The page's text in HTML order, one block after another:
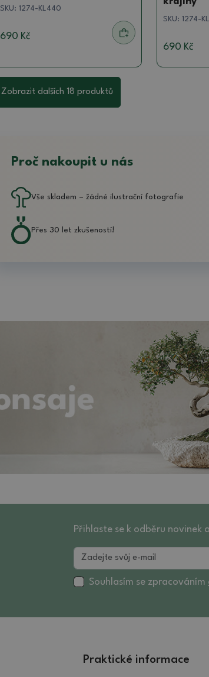
SKU: 1274-KL440
690 Kč
SKU: 1274-
690 Kč
Zobrazit dalších 18 produktů
Proč nakoupit u nás
Vše skladem – žádné ilustrační fotografie
Přes 30 let zkušeností!
Přihlaste se k odběru novinek
Souhlasím se zpracováním
Praktické informace